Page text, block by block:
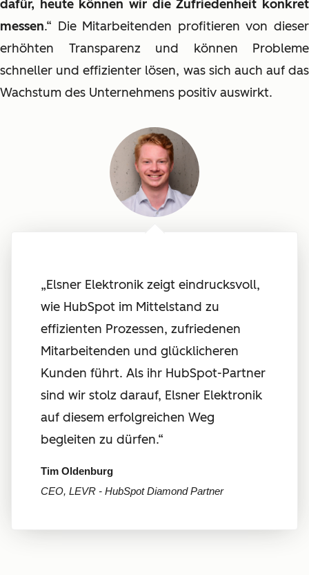
dafür, heute können wir die Zufriedenheit konkret
messen.“ Die Mitarbeitenden profitieren von dieser
erhöhten Transparenz und können Probleme
schneller und effizienter lösen, was sich auch auf das
Wachstum des Unternehmens positiv auswirkt.
„Elsner Elektronik zeigt eindrucksvoll,
wie HubSpot im Mittelstand zu
effizienten Prozessen, zufriedenen
Mitarbeitenden und glücklicheren
Kunden führt. Als ihr HubSpot-Partner
sind wir stolz darauf, Elsner Elektronik
auf diesem erfolgreichen Weg
begleiten zu dürfen.“
Tim Oldenburg
CEO, LEVR - HubSpot Diamond Partner